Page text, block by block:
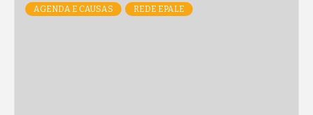
AGENDA E CAUSAS REDE EPALE